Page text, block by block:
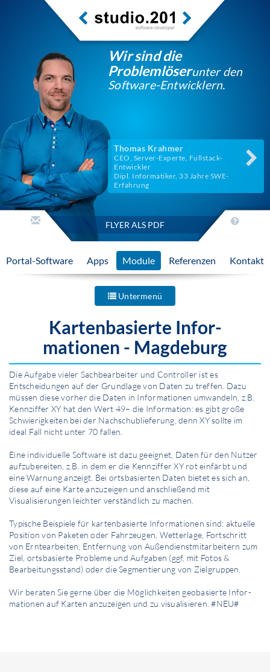
Wir sind die
Problemlöserunter den
Software-Entwicklern.
Thomas Krahmer
CEO, Server-Experte, Fullstack-
Entwickler
Dipl. Informatiker, 33 Jahre SWE-
Erfahrung
FLYER ALS PDF
Portal-Software Apps Module Referenzen Kontakt
Untermenü
Kartenbasierte Infor­
mationen - Magdeburg
Die Aufgabe vieler Sachbearbeiter und Controller ist es
Entscheidungen auf der Grundlage von Daten zu treffen. Dazu
müssen diese vorher die Daten in Infor­mationen umwandeln, z.B.
Kennziffer XY hat den Wert 49– die Information: es gibt große
Schwierigkeiten bei der Nachschublieferung, denn XY sollte im
ideal Fall nicht unter 70 fallen.
Eine individuelle Software ist dazu geeignet, Daten für den Nutzer
aufzubereiten, z.B. in dem er die Kennziffer XY rot einfärbt und
eine Warnung anzeigt. Bei ortsbasierten Daten bietet es sich an,
diese auf eine Karte anzuzeigen und anschließend mit
Visualisierungen leichter verständlich zu machen.
Typische Beispiele für kartenbasierte Infor­mationen sind: aktuelle
Position von Paketen oder Fahrzeugen, Wetterlage, Fortschritt
von Erntearbeiten, Entfernung von Außendienstmitarbeitern zum
Ziel, ortsbasierte Probleme und Aufgaben (ggf. mit Fotos &
Bearbeitungsstand) oder die Segmentierung von Zielgruppen.
Wir beraten Sie gerne über die Möglichkeiten geobasierte Infor­
mationen auf Karten anzuzeigen und zu visualisieren. #NEU#